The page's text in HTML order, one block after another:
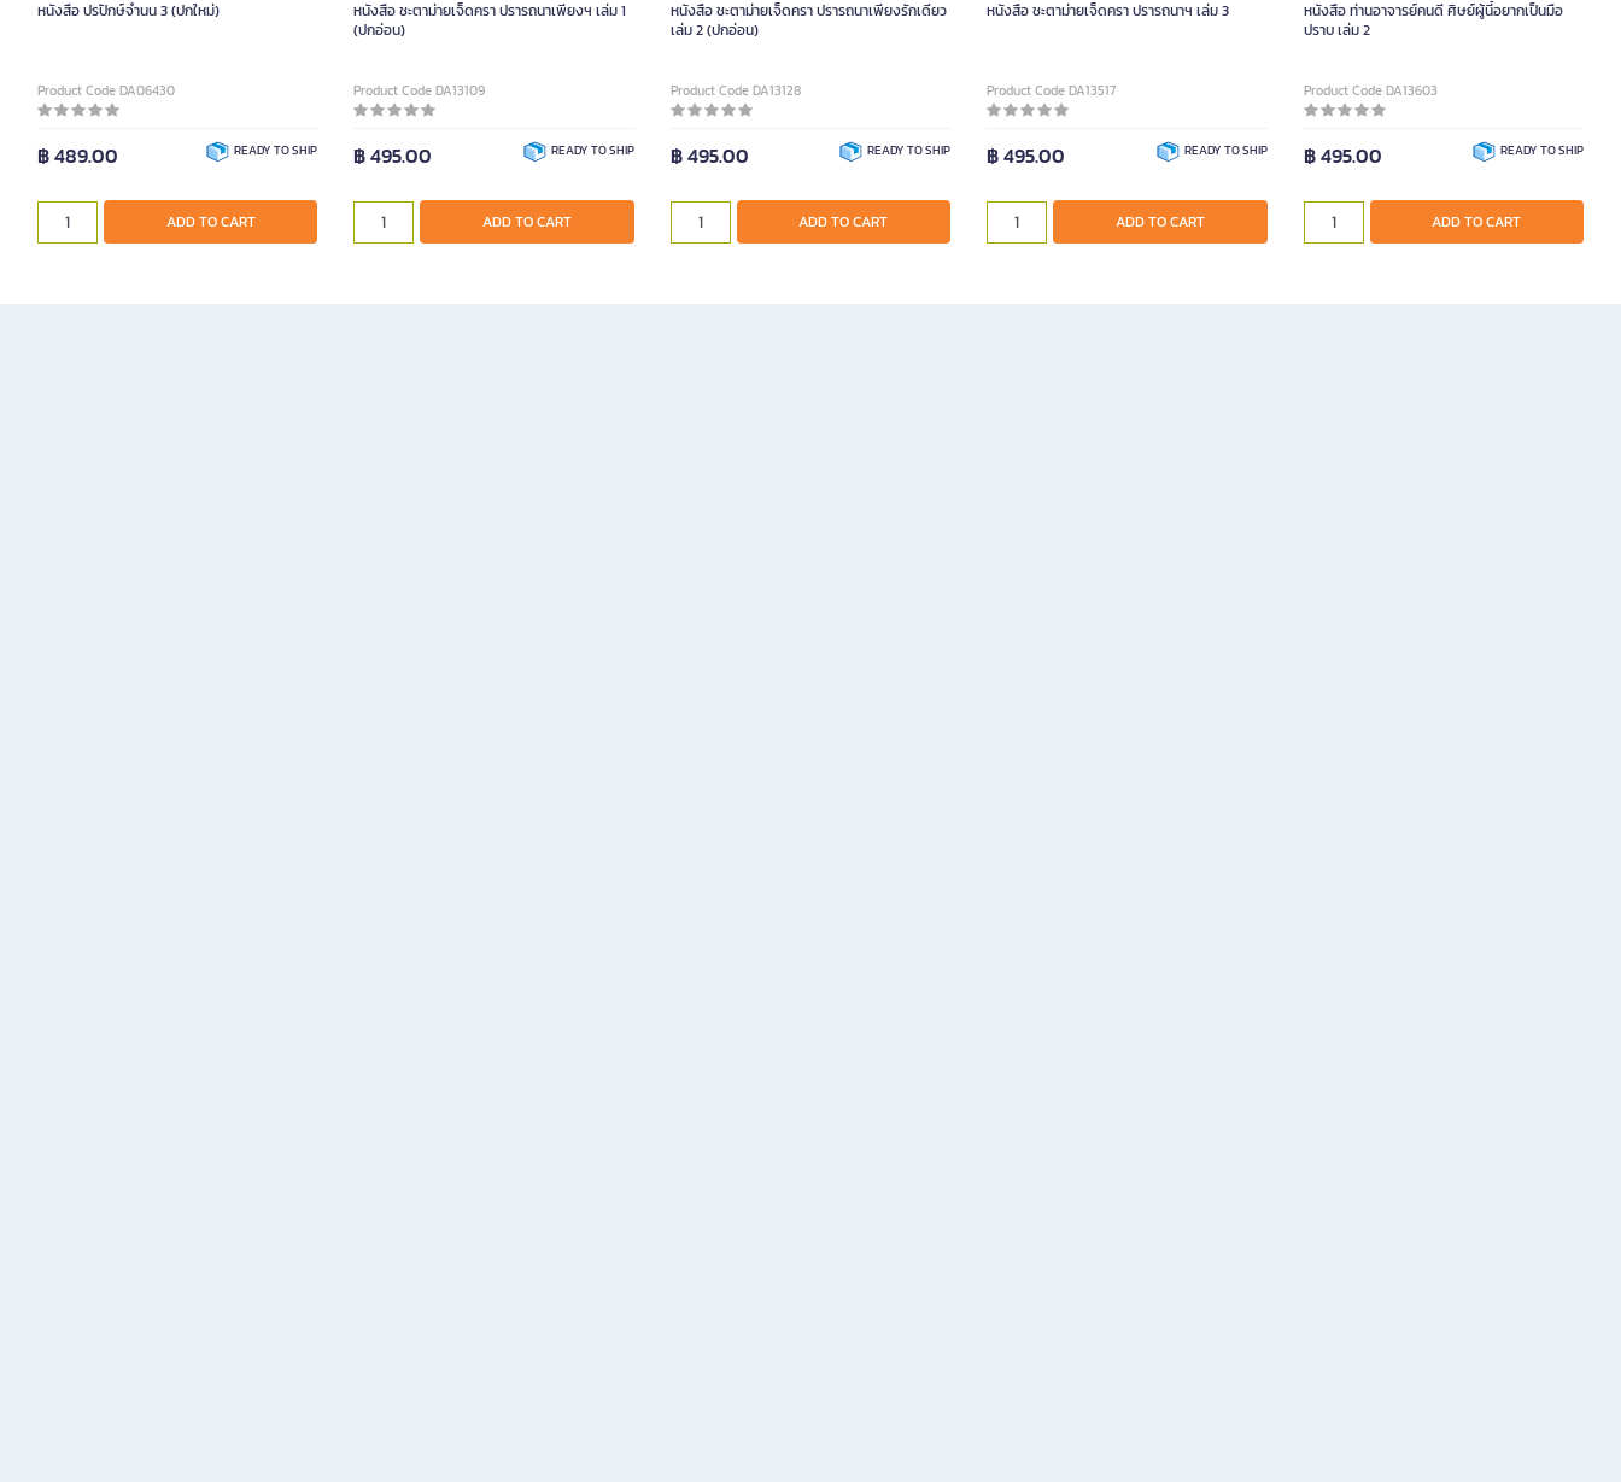
หนังสือ ปรปักษ์จำนน 3 (ปกใหม่)
Product Code DA06430
฿ 489.00 READY TO SHIP
ADD TO CART
หนังสือ ชะตาม่ายเจ็ดครา ปรารถนาเพียงฯ เล่ม 1
(ปกอ่อน)
Product Code DA13109
฿ 495.00 READY TO SHIP
ADD TO CART
หนังสือ ชะตาม่ายเจ็ดครา ปรารถนาเพียงรักเดียว
เล่ม 2 (ปกอ่อน)
Product Code DA13128
฿ 495.00 READY TO SHIP
ADD TO CART
หนังสือ ชะตาม่ายเจ็ดครา ปรารถนาฯ เล่ม 3
Product Code DA13517
฿ 495.00 READY TO SHIP
ADD TO CART
หนังสือ ท่านอาจารย์คนดี ศิษย์ผู้นี้อยากเป็นมือ
ปราบ เล่ม 2
Product Code DA13603
฿ 495.00 READY TO SHIP
ADD TO CART